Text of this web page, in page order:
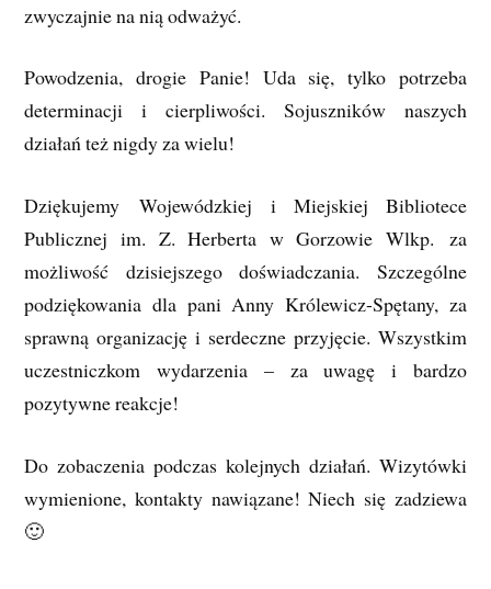
zwyczajnie na nią odważyć.
Powodzenia, drogie Panie! Uda się, tylko potrzeba
determinacji i cierpliwości. Sojuszników naszych
działań też nigdy za wielu!
Dziękujemy Wojewódzkiej i Miejskiej Bibliotece
Publicznej im. Z. Herberta w Gorzowie Wlkp. za
możliwość dzisiejszego doświadczania. Szczególne
podziękowania dla pani Anny Królewicz-Spętany, za
sprawną organizację i serdeczne przyjęcie. Wszystkim
uczestniczkom wydarzenia – za uwagę i bardzo
pozytywne reakcje!
Do zobaczenia podczas kolejnych działań. Wizytówki
wymienione, kontakty nawiązane! Niech się zadziewa
🙂